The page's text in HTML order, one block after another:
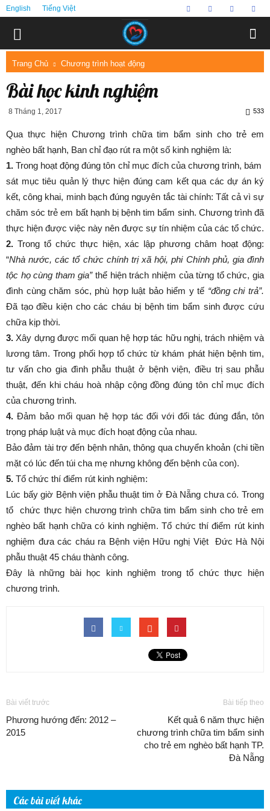
English Tiếng Việt
Trang Chủ Chương trình hoạt động
Bài học kinh nghiệm
8 Tháng 1, 2017 533
Qua thực hiện Chương trình chữa tim bẩm sinh cho trẻ em
nghèo bất hạnh, Ban chỉ đạo rút ra một số kinh nghiệm là:
1.Trong hoạt động đúng tôn chỉ mục đích của chương trình, bám
sát mục tiêu quản lý thực hiện đúng cam kết qua các dự án ký
kết, công khai, minh bạch đúng nguyên tắc tài chính: Tất cả vì sự
chăm sóc trẻ em bất hạnh bị bệnh tim bẩm sinh. Chương trình đã
thực hiện được việc này nên được sự tín nhiệm của các tổ chức.
2. Trong tổ chức thực hiện, xác lập phương châm hoạt động:
“Nhà nước, các tổ chức chính trị xã hội, phi Chính phủ, gia đình
tộc họ cùng tham gia”thể hiện trách nhiệm của từng tổ chức, gia
đình cùng chăm sóc, phù hợp luật bảo hiểm y tế “đồng chi trả”.
Đã tạo điều kiện cho các cháu bị bệnh tim bẩm sinh được cứu
chữa kịp thời.
3. Xây dựng được mối quan hệ hợp tác hữu nghị, trách nhiệm và
lương tâm. Trong phối hợp tổ chức từ khám phát hiện bệnh tim,
tư vấn cho gia đình phẫu thuật ở bệnh viện, điều trị sau phẫu
thuật, đến khi cháu hoà nhập cộng đồng đúng tôn chỉ mục đích
của chương trình.
4. Đảm bảo mối quan hệ hợp tác đối với đối tác đúng đắn, tôn
trọng pháp luật và mục đích hoạt động của nhau.
Bảo đảm tài trợ đến bệnh nhân, thông qua chuyển khoản (chi tiền
mặt có lúc đến túi cha mẹ nhưng không đến bệnh của con).
5. Tổ chức thí điểm rút kinh nghiệm:
Lúc bấy giờ Bệnh viện phẫu thuật tim ở Đà Nẵng chưa có. Trong
tổ chức thực hiện chương trình chữa tim bẩm sinh cho trẻ em
nghèo bất hạnh chữa có kinh nghiệm. Tổ chức thí điểm rút kinh
nghiệm đưa các cháu ra Bệnh viện Hữu nghị Việt Đức Hà Nội
phẫu thuật 45 cháu thành công.
Đây là những bài học kinh nghiệm trong tổ chức thực hiện
chương trình.
Bài viết trước
Phương hướng đến: 2012 –
2015
Bài tiếp theo
Kết quả 6 năm thực hiện
chương trình chữa tim bẩm sinh
cho trẻ em nghèo bất hạnh TP.
Đà Nẵng
Các bài viết khác